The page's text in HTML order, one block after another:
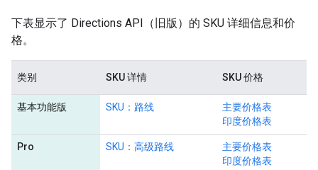
下表显示了 Directions API（旧版）的 SKU 详细信息和价
格。
类别 SKU 详情 SKU 价格
基本功能版 SKU：路线
主要价格表
印度价格表
Pro SKU：高级路线
主要价格表
印度价格表